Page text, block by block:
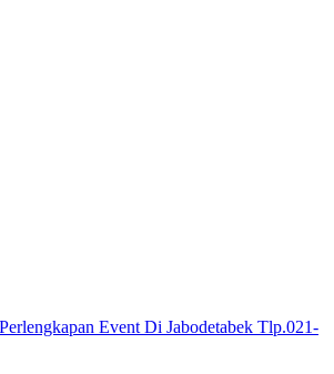
Event Di Jabodetabek Tlp.021-